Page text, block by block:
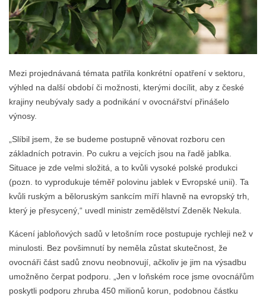
Mezi projednávaná témata patřila konkrétní opatření v sektoru,
výhled na další období či možnosti, kterými docílit, aby z české
krajiny neubývaly sady a podnikání v ovocnářství přinášelo
výnosy.
„Slíbil jsem, že se budeme postupně věnovat rozboru cen
základních potravin. Po cukru a vejcích jsou na řadě jablka.
Situace je zde velmi složitá, a to kvůli vysoké polské produkci
(pozn. to vyprodukuje téměř polovinu jablek v Evropské unii). Ta
kvůli ruským a běloruským sankcím míří hlavně na evropský trh,
který je přesycený,“ uvedl ministr zemědělství Zdeněk Nekula.
Kácení jabloňových sadů v letošním roce postupuje rychleji než v
minulosti. Bez povšimnutí by neměla zůstat skutečnost, že
ovocnáři část sadů znovu neobnovují, ačkoliv je jim na výsadbu
umožněno čerpat podporu. „Jen v loňském roce jsme ovocnářům
poskytli podporu zhruba 450 milionů korun, podobnou částku